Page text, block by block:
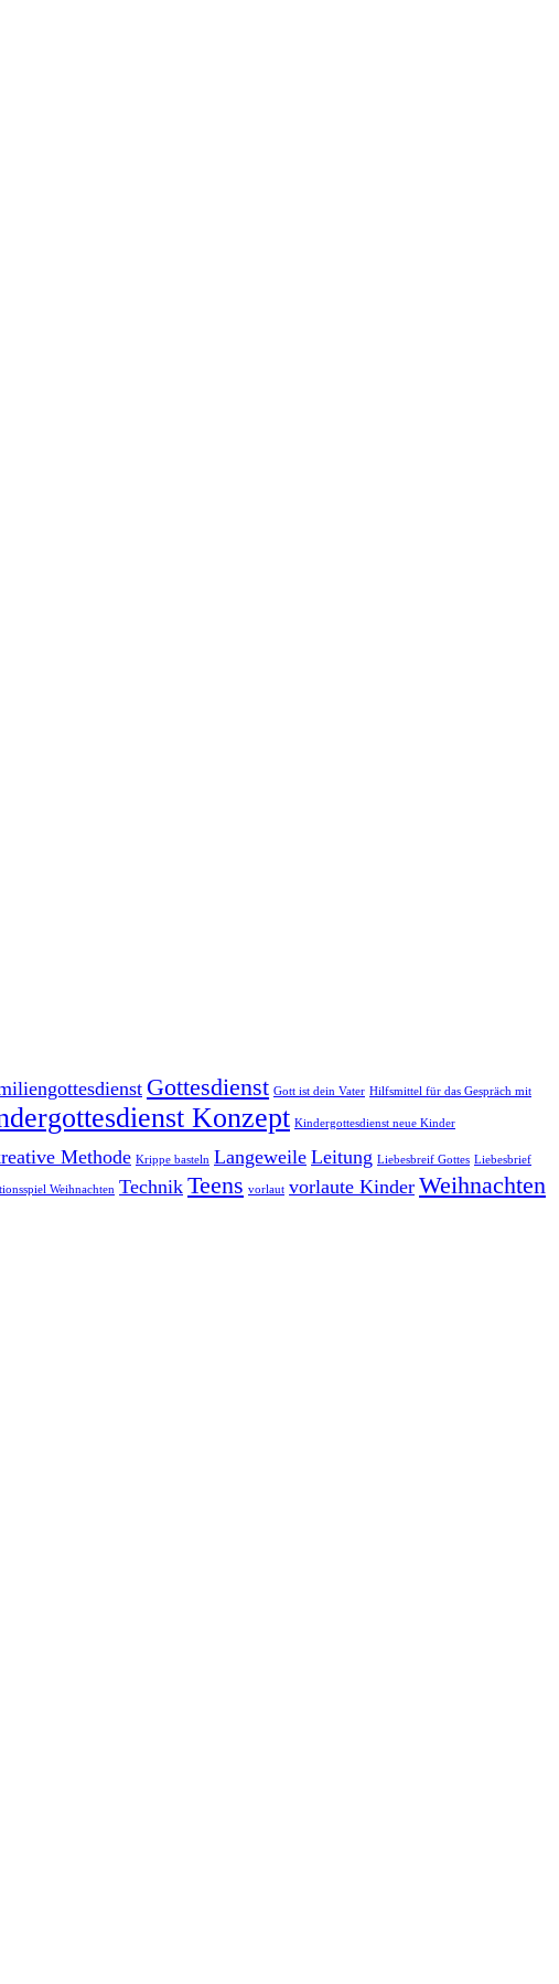
Gottesdienst Gott ist dein Vater Hilfsmittel für das Gespräch mit
Konzept Kindergottesdienst neue Kinder
Methode Krippe basteln Langeweile Leitung Liebesbreif Gottes Liebesbrief
Weihnachten Technik Teens vorlaut vorlaute Kinder Weihnachten